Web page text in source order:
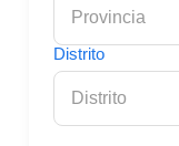
Distrito